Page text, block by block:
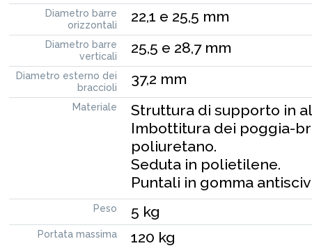
Diametro barre
orizzontali
22,1 e 25,5 mm
Diametro barre
verticali
25,5 e 28,7 mm
Diametro esterno dei
braccioli
37,2 mm
Materiale
Struttura di supporto in
Imbottitura dei poggia-
poliuretano.
Seduta in polietilene.
Puntali in gomma
Peso 5 kg
Portata massima 120 kg